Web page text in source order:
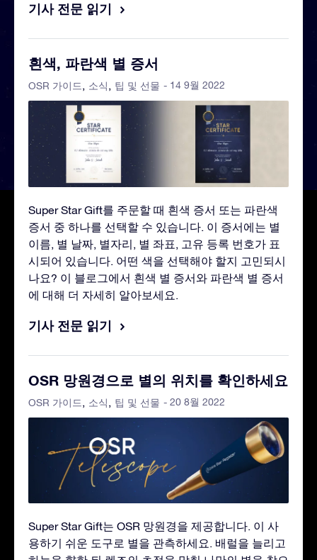
기사 전문 읽기
흰색, 파란색 별 증서
OSR 가이드 소식 팁 및 선물 - 14 9월 2022
Super Star Gift를 주문할 때 흰색 증서 또는 파란색
증서 중 하나를 선택할 수 있습니다. 이 증서에는 별
이름, 별 날짜, 별자리, 별 좌표, 고유 등록 번호가 표
시되어 있습니다. 어떤 색을 선택해야 할지 고민되시
나요? 이 블로그에서 흰색 별 증서와 파란색 별 증서
에 대해 더 자세히 알아보세요.
기사 전문 읽기
OSR 망원경으로 별의 위치를 확인하세요
OSR 가이드 소식 팁 및 선물 - 20 8월 2022
Super Star Gift는 OSR 망원경을 제공합니다. 이 사
용하기 쉬운 도구로 별을 관측하세요. 배럴을 늘리고